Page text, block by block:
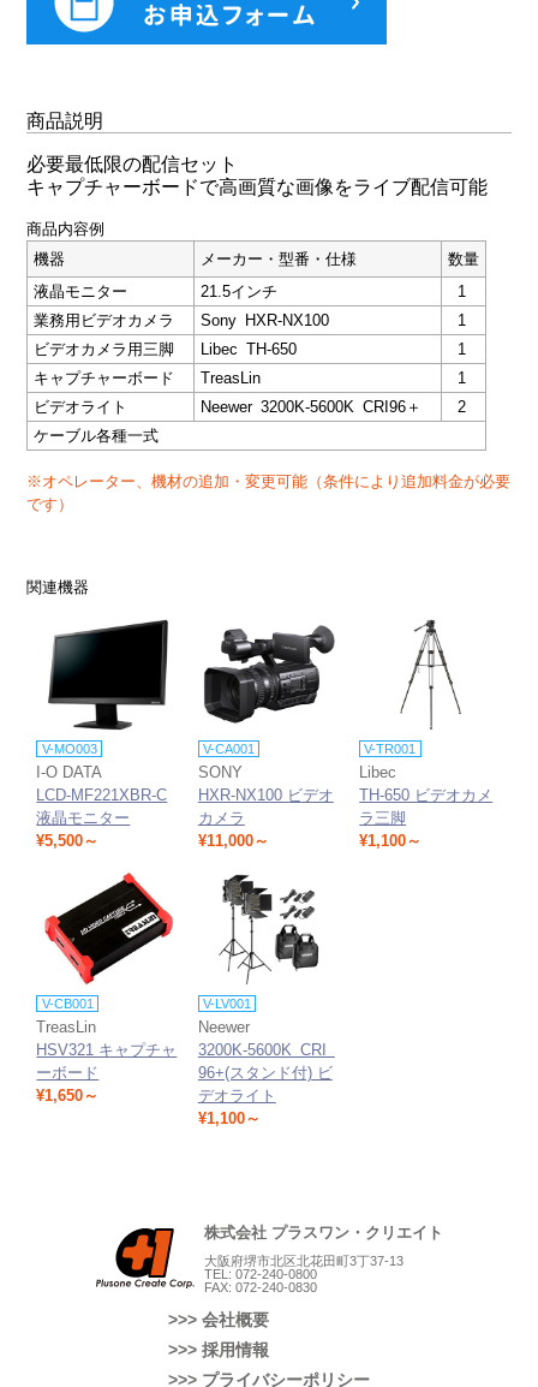
商品説明
必要最低限の配信セット
キャプチャーボードで高画質な画像をライブ配信可能
商品内容例
機器
メーカー・型番・仕様
数量
液晶モニター
21.5インチ
1
業務用ビデオカメラ
Sony HXR-NX100
1
ビデオカメラ用三脚
Libec TH-650
1
キャプチャーボード
TreasLin
1
ビデオライト
Neewer 3200K-5600K CRI96＋
2
ケーブル各種一式
※オペレーター、機材の追加・変更可能（条件により追加料金が必要
です）
関連機器
V-MO003
I-O DATA
LCD-MF221XBR-C
液晶モニター
¥5,500～
V-CA001
SONY
HXR-NX100 ビデオ
カメラ
¥11,000～
V-TR001
Libec
TH-650 ビデオカメ
ラ三脚
¥1,100～
V-CB001
TreasLin
HSV321 キャプチャ
ーボード
¥1,650～
V-LV001
Neewer
3200K-5600K CRI
96+(スタンド付) ビ
デオライト
¥1,100～
株式会社 プラスワン・クリエイト
大阪府堺市北区北花田町3丁37-13
TEL: 072-240-0800
FAX: 072-240-0830
>>> 会社概要
>>> 採用情報
>>> プライバシーポリシー